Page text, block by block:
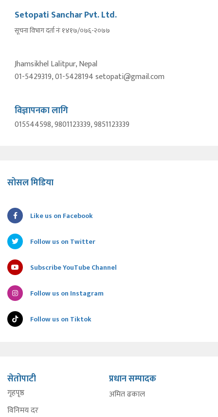
Setopati Sanchar Pvt. Ltd.
सूचना विभाग दर्ता नंः १४१७/०७६-२०७७
Jhamsikhel Lalitpur, Nepal
01-5429319, 01-5428194 setopati@gmail.com
विज्ञापनका लागि
015544598, 9801123339, 9851123339
सोसल मिडिया
Like us on Facebook
Follow us on Twitter
Subscribe YouTube Channel
Follow us on Instagram
Follow us on Tiktok
सेतोपाटी
गृहपृष्ठ
विनिमय दर
प्रधान सम्पादक
अमित ढकाल